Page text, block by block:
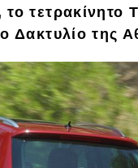
το τετρακίνητο
Δακτυλίοτης